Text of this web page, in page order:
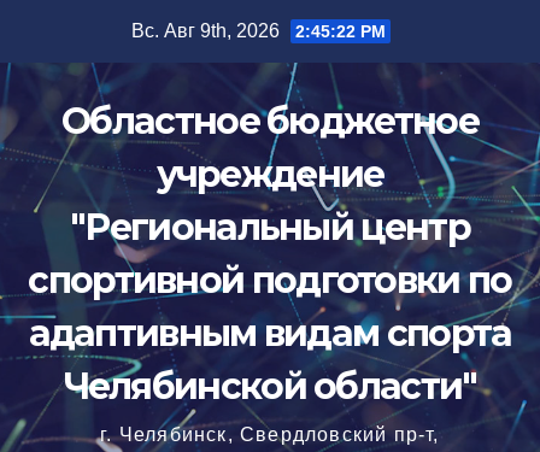
содержимому
Вс. Авг 9th, 2026 2:45:23 PM
Областное бюджетное
учреждение
"Региональный центр
спортивной подготовки по
адаптивным видам спорта
Челябинской области"
г. Челябинск, Свердловский пр-т,